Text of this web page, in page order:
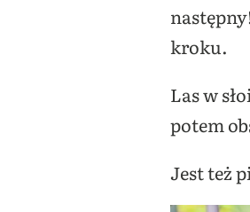
kroku.
Las w
potem
Jest też